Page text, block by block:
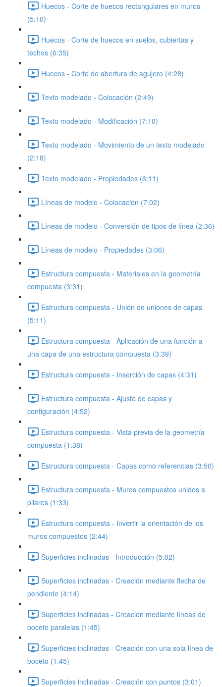
Huecos - Corte de huecos rectangulares en muros
(5:10)
Huecos - Corte de huecos en suelos, cubiertas y
techos (6:35)
Huecos - Corte de abertura de agujero (4:28)
Texto modelado - Colocación (2:49)
Texto modelado - Modificación (7:10)
Texto modelado - Movimiento de un texto modelado
(2:18)
Texto modelado - Propiedades (6:11)
Líneas de modelo - Colocación (7:02)
Líneas de modelo - Conversión de tipos de línea (2:36)
Líneas de modelo - Propiedades (3:06)
Estructura compuesta - Materiales en la geometría
compuesta (3:31)
Estructura compuesta - Unión de uniones de capas
(5:11)
Estructura compuesta - Aplicación de una función a
una capa de una estructura compuesta (3:39)
Estructura compuesta - Inserción de capas (4:31)
Estructura compuesta - Ajuste de capas y
configuración (4:52)
Estructura compuesta - Vista previa de la geometría
compuesta (1:38)
Estructura compuesta - Capas como referencias (3:50)
Estructura compuesta - Muros compuestos unidos a
pilares (1:33)
Estructura compuesta - Invertir la orientación de los
muros compuestos (2:44)
Superficies inclinadas - Introducción (5:02)
Superficies inclinadas - Creación mediante flecha de
pendiente (4:14)
Superficies inclinadas - Creación mediante líneas de
boceto paralelas (1:45)
Superficies inclinadas - Creación con una sola línea de
boceto (1:45)
Superficies inclinadas - Creación con puntos (3:01)